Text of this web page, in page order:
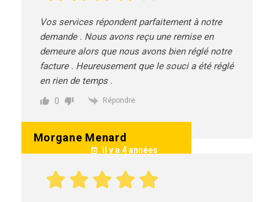
Morgane Menard
il y a 4 années
Vos services répondent parfaitement à notre
demande . Nous avons reçu une remise en
demeure alors que nous avons bien réglé notre
facture . Heureusement que le souci a été réglé
en rien de temps .
0 Répondre